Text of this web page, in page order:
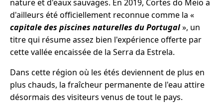
nature et d'eaux sauvages. En 2019, Cortes do Meio a
d'ailleurs été officiellement reconnue comme la «
capitale des piscines naturelles du Portugal», un
titre qui résume assez bien l'expérience offerte par
cette vallée encaissée de la Serra da Estrela.
Dans cette région où les étés deviennent de plus en
plus chauds, la fraîcheur permanente de l'eau attire
désormais des visiteurs venus de tout le pays.